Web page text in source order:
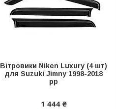
Вітровики Niken Luxury (4 шт)
для Suzuki Jimny 1998-2018
рр
1 444 ₴